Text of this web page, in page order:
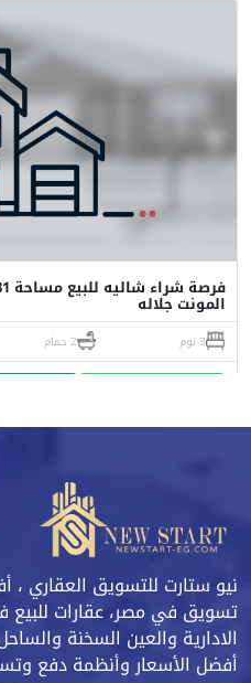
المونت جلاله
3 نوم 2 حمام
نيو ستارت للتسويق العقاري
تسويق في مصر، عقارات للبيع
الادارية والعين السخنة
أفضل الأسعار وأنظمة دفع